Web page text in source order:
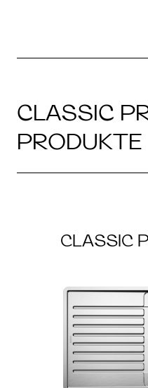
CLASSIC
PRODUKTE
CLASSIC